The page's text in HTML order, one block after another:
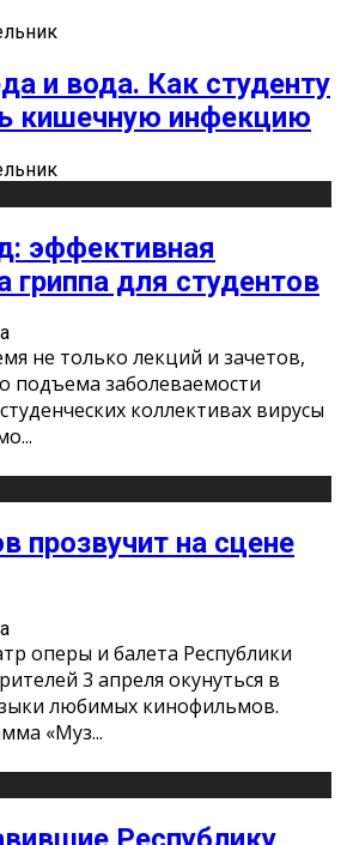
и вода. Как студенту
кишечную инфекцию
эффективная
гриппа для студентов
не только лекций и зачетов,
подъема заболеваемости
коллективах вирусы
...
прозвучит на сцене
оперы и балета Республики
3 апреля окунуться в
любимых кинофильмов.
«Муз...